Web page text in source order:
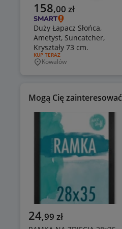
Aktualna cena
158,00 zł
Duży Łapacz Słońca,
Ametyst, Suncatcher,
Kryształy 73 cm.
RODZAJ OFERTY:
KUP TERAZ
Miejscowość
Kowalów
Mogą Cię zainteresować
24,99 zł